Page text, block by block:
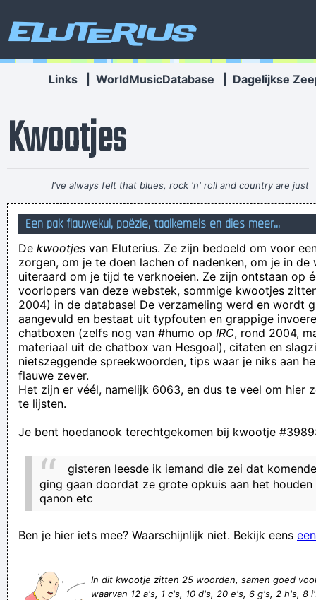
Eluterius
Links WorldMusicDatabase Dagelijkse
Kwootjes
I've always felt that blues, rock 'n' roll and country are just
about a beat apart.~ Waylon Jennings
gisteren was gisteren eergisteren
Wanqeur
Ik kan niet kantklossen en dat vind ik niet eens erg.
Mbaye Diagne (28) weigert zijn huurwoning in Knokke-Heist
weigert te verlaten.
Ik kom eraan hoor euh, Anton! Even de slak op de sla zetten!
Ignatius Stemvork, voormalige koster in een schijnparochie,
verzamelt familienamen die tevens lijdende voorwerpen zijn.
Want Afrika ligt in Amerika, en de Himalaya ligt in de woestijn
aankomt, heeft rechtzaak aan zijn been. Welk been, en voor
Jij bent ZO DIK, dat er een uur verschil zit tussen je navel en
met een verkeerde poot in bed stappen
te houden en als ik ze loslaat, weet iedereen het en
Een pak flauwekul, poëzie, taalkemels en dies meer...
De kwootjes van Eluterius. Ze zijn bedoeld om voor
zorgen, om je te doen lachen of nadenken, om je in de
uiteraard om je tijd te verknoeien. Ze zijn ontstaan op
voorlopers van deze webstek, sommige kwootjes
2004) in de database! De verzameling werd en wordt
aangevuld en bestaat uit typfouten en grappige
chatboxen (zelfs nog van #humo op IRC, rond 2004,
materiaal uit de chatbox van Hesgoal), citaten en
nietszeggende spreekwoorden, tips waar je niks aan
flauwe zever.
Het zijn er véél, namelijk 6063, en dus te veel om hier
te lijsten.
Je bent hoedanook terechtgekomen bij kwootje
gisteren leesde ik iemand die zei dat
ging gaan doordat ze grote opkuis aan het
qanon etc
Ben je hier iets mee? Waarschijnlijk niet. Bekijk eens
In dit kwootje zitten 25 woorden, samen goed
waarvan 12 a's, 1 c's, 10 d's, 20 e's, 6 g's, 2 h's, 8